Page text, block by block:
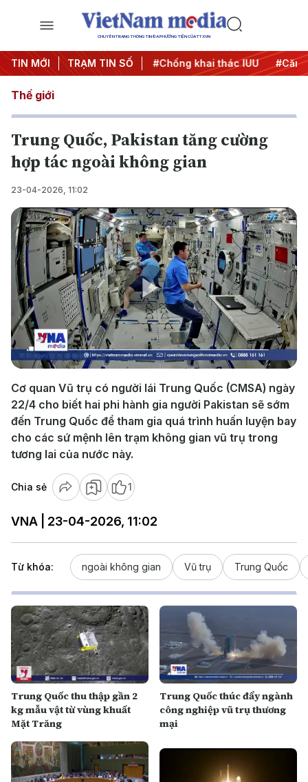
CHUYÊN TRANG THÔNG TIN ĐA PHƯƠNG TIỆN CỦA TTXVN
TIN MỚI TRẠM TIN SỐ
#Chiến dịch 500 ngày đêm #Chống khai thác IUU
Thế giới
Trung Quốc, Pakistan tăng cường
hợp tác ngoài không gian
23-04-2026, 11:02
Play
Video
Cơ quan Vũ trụ có người lái Trung Quốc (CMSA) ngày
22/4 cho biết hai phi hành gia người Pakistan sẽ sớm
đến Trung Quốc để tham gia quá trình huấn luyện bay
cho các sứ mệnh lên trạm không gian vũ trụ trong
tương lai của nước này.
Chia sẻ 1
VNA | 23-04-2026, 11:02
Từ khóa: ngoài không gian Vũ trụ Trung Quốc
Trung Quốc thu thập gần 2
kg mẫu vật từ vùng khuất
Mặt Trăng
Trung Quốc thúc đẩy ngành
công nghiệp vũ trụ thương
mại